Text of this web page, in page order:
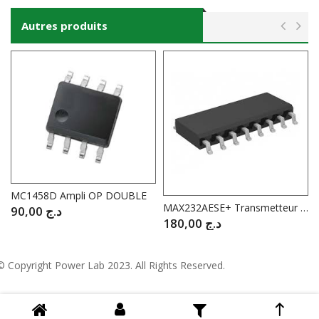
Autres produits
MC1458D Ampli OP DOUBLE
د.ج MAX232AESE+ Transmetteur / Récepteur RS-232 Double CMOS SOIC-16
د.ج
Copyright Power Lab 2023. All Rights Reserved.